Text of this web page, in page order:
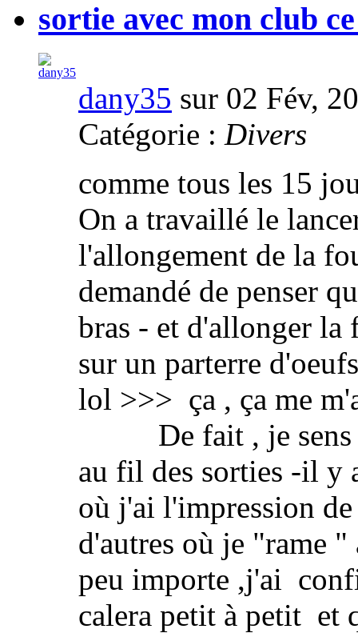
sortie avec mon club
dany35 sur 02 Fév,
Catégorie : Divers
comme tous les 15
On a travaillé le
l'allongement de la
demandé de penser
bras - et d'allonger la
sur un parterre
lol >>> ça , ça me
De fait , je sens
au fil des sorties -il y
où j'ai l'impression
d'autres où je "rame
peu importe ,j'ai
calera petit à petit et